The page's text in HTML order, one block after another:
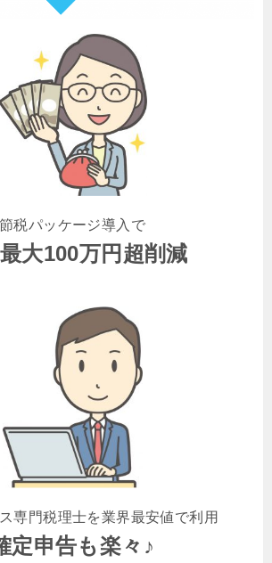
節税パッケージ導入で
大100万円超削減
専門税理士を業界最安値で利用
定申告も楽々♪